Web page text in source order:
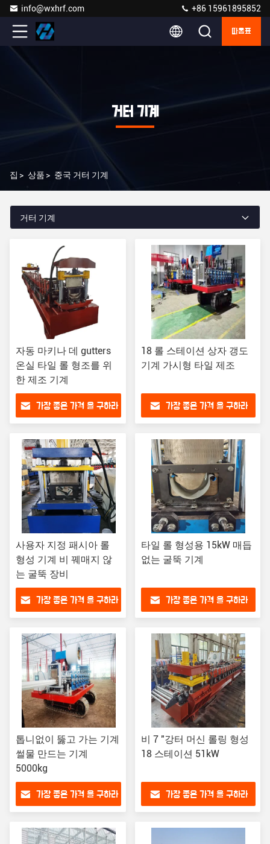
info@wxhrf.com +86 15961895852
따옴표
거터 기계
집 > 상품 > 중국 거터 기계
거터 기계
자동 마키나 데 gutters
온실 타일 롤 형조를 위
한 제조 기계
가장 좋은 가격 을 구하라
18 롤 스테이션 상자 갱도
기계 가시형 타일 제조
가장 좋은 가격 을 구하라
사용자 지정 패시아 롤
형성 기계 비 꿰매지 않
는 굴뚝 장비
가장 좋은 가격 을 구하라
타일 롤 형성용 15kW 매듭
없는 굴뚝 기계
가장 좋은 가격 을 구하라
톱니없이 뚫고 가는 기계
썰물 만드는 기계
5000kg
가장 좋은 가격 을 구하라
비 7 "강터 머신 롤링 형성
18 스테이션 51kW
가장 좋은 가격 을 구하라